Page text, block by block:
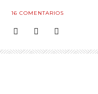
16 COMENTARIOS